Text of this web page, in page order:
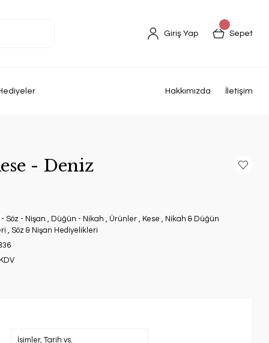
Giriş Yap Sepet
Hakkımızda İletişim
- Deniz
Söz - Nişan , Düğün - Nikah , Ürünler , Kese , Nikah & Düğün
, Söz & Nişan Hediyelikleri